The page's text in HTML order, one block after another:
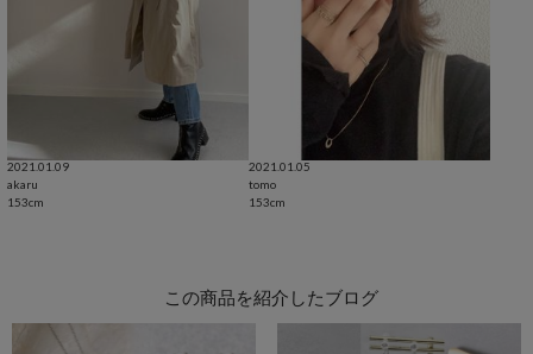
2021.01.09
akaru
153cm
2021.01.05
tomo
153cm
この商品を紹介したブログ